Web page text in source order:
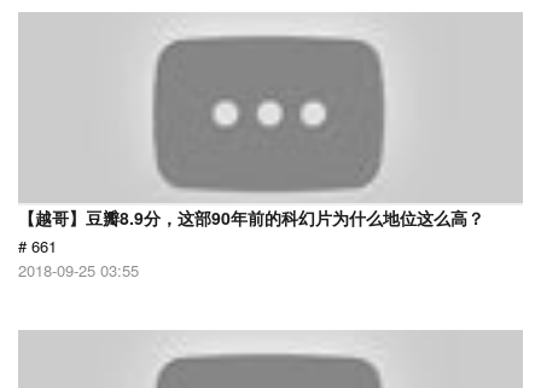
【越哥】豆瓣8.9分，这部90年前的科幻片为什么地位这么高？
# 661
2018-09-25 03:55